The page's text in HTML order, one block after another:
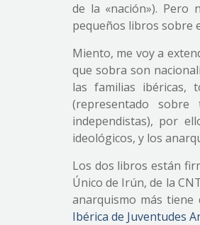
de la «nación»). Pero
pequeños libros sobre
Miento, me voy a
que sobra son
las familias ibéricas,
(representado
independistas), por
ideológicos, y los
Los dos libros están
Único de Irún, de la
anarquismo más
Ibérica de Juventudes